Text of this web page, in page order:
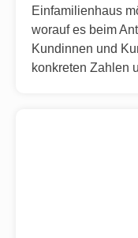
Einfamilienhaus
worauf es beim
Kundinnen und
konkreten Zahlen